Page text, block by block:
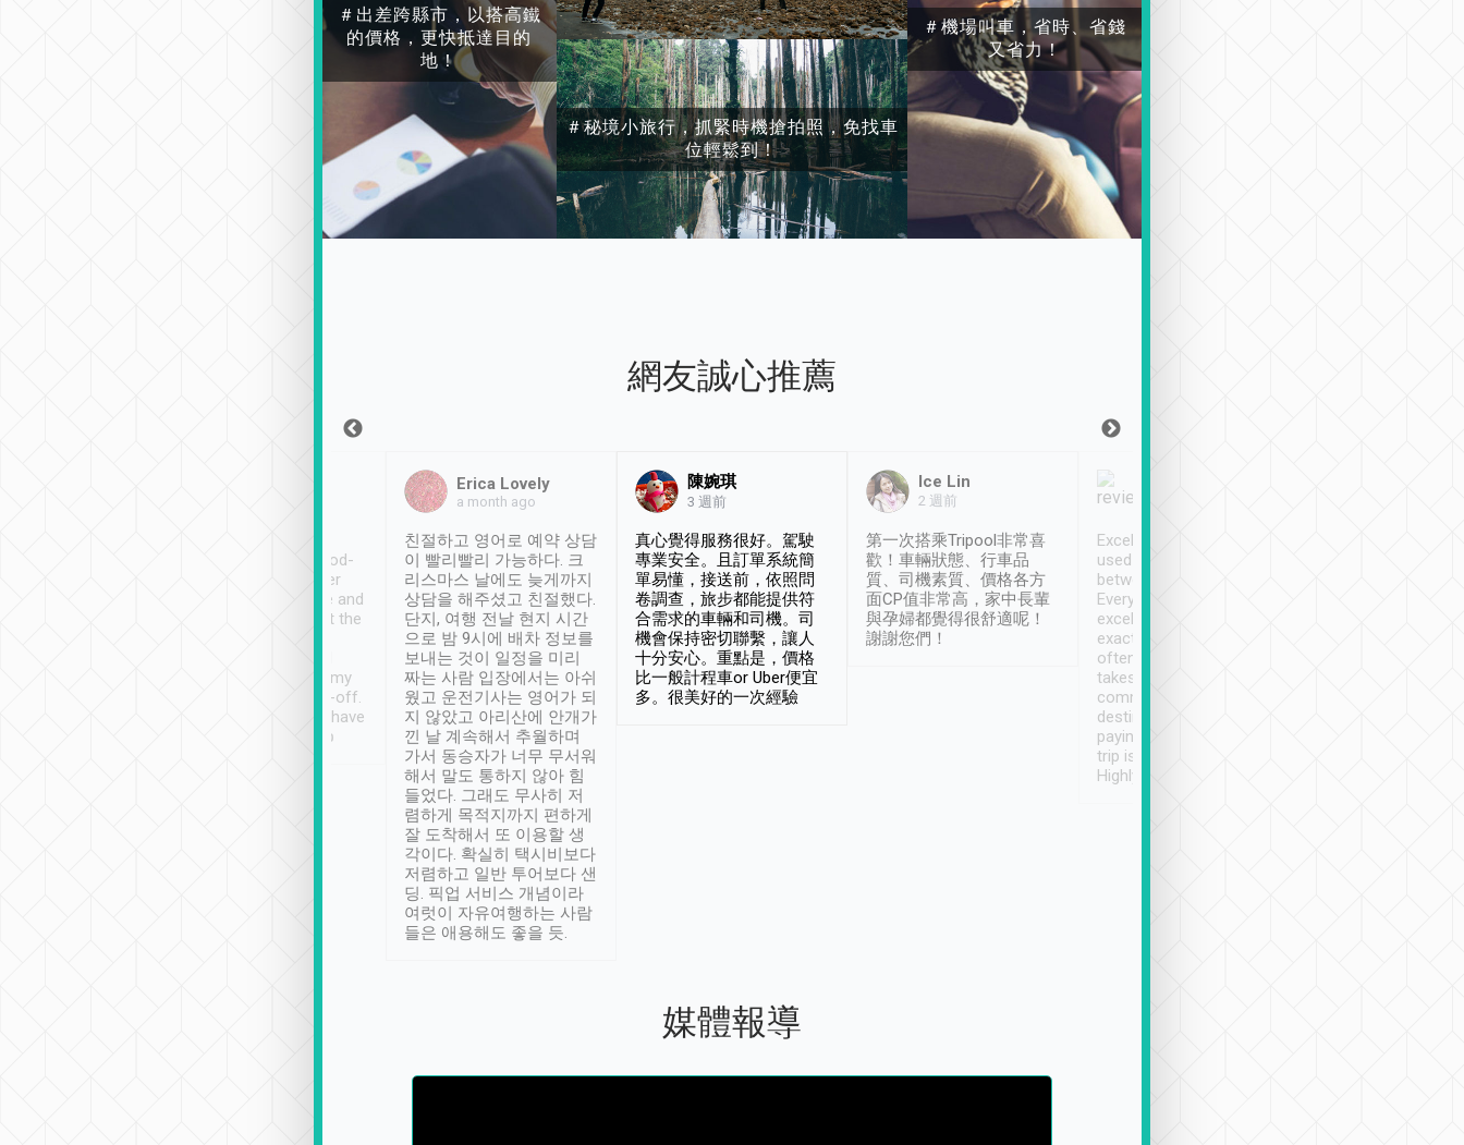
＃出差跨縣市，以搭高鐵
的價格，更快抵達目的
地！
＃秘境小旅行，抓緊時機搶拍照，免找車
位輕鬆到！
＃機場叫車，省時、省錢
又省力！
網友誠心推薦
service, vehicles in good-
condition and the driver
service was awesome and
thoughtful. Driver went the
have safely arrived at my
destination after drop-off.
Definitely something I have
not seen elsewhere 👍
Erica Lovely
a month ago
친절하고 영어로 예약 상담
이 빨리빨리 가능하다. 크
리스마스 날에도 늦게까지
상담을 해주셨고 친절했다.
단지, 여행 전날 현지 시간
으로 밤 9시에 배차 정보를
보내는 것이 일정을 미리
짜는 사람 입장에서는 아쉬
웠고 운전기사는 영어가 되
지 않았고 아리산에 안개가
낀 날 계속해서 추월하며
가서 동승자가 너무 무서워
해서 말도 통하지 않아 힘
들었다. 그래도 무사히 저
렴하게 목적지까지 편하게
잘 도착해서 또 이용할 생
각이다. 확실히 택시비보다
저렴하고 일반 투어보다 샌
딩. 픽업 서비스 개념이라
여럿이 자유여행하는 사람
들은 애용해도 좋을 듯.
陳婉琪
3 週前
真心覺得服務很好。駕駛
專業安全。且訂單系統簡
單易懂，接送前，依照問
卷調查，旅步都能提供符
合需求的車輛和司機。司
機會保持密切聯繫，讓人
十分安心。重點是，價格
比一般計程車or Uber便宜
多。很美好的一次經驗
Ice Lin
2 週前
第一次搭乘Tripool非常喜
歡！車輛狀態、行車品
質、司機素質、價格各方
面CP值非常高，家中長輩
與孕婦都覺得很舒適呢！
謝謝您們！
Excellent service. We have
used Tripool to travel
between cities in Taiwan.
Every driver has been
excellent and arrives
exactly on time. As there is
often limited English it
takes the difficulty out of
communicating the
destination details and
paying online prior to the
trip is very convenient.
Highly recommended
媒體報導